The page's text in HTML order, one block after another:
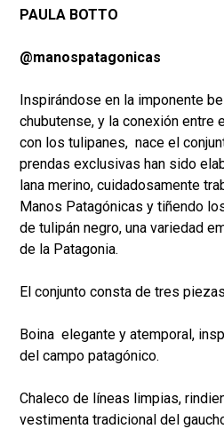
PAULA BOTTO
@manospatagonicas
Inspirándose en la imponente
chubutense, y la conexión entre
con los tulipanes, nace el
prendas exclusivas han sido
lana merino, cuidadosamente
Manos Patagónicas y tiñendo
de tulipán negro, una variedad
de la Patagonia.
El conjunto consta de tres
Boina elegante y atemporal,
del campo patagónico.
Chaleco de líneas limpias,
vestimenta tradicional del